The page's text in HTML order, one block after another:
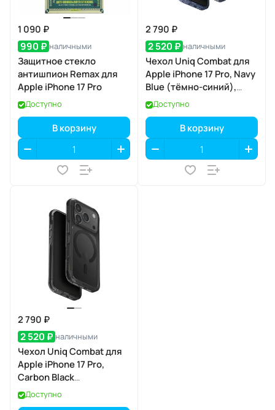
1 090 ₽
990 ₽ наличными
Защитное стекло
антишпион Remax для
Apple iPhone 17 Pro
Доступно
В корзину
2 790 ₽
2 520 ₽ наличными
Чехол Uniq Combat для
Apple iPhone 17 Pro, Navy
Blue (тёмно-синий),
MagSafe
Доступно
В корзину
2 790 ₽
2 520 ₽ наличными
Чехол Uniq Combat для
Apple iPhone 17 Pro,
Carbon Black
(карбоновый чёрный),
MagSafe
Доступно